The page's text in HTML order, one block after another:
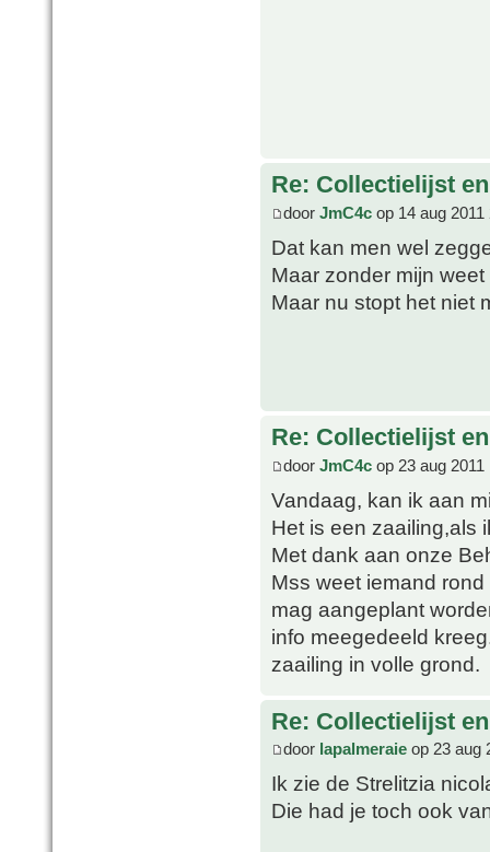
Re: Collectielijst
door JmC4c op 14 aug 2011
Dat kan men wel
Maar zonder mijn
Maar nu stopt het niet
Re: Collectielijst
door JmC4c op 23 aug 2011
Vandaag, kan ik aan
Het is een zaailing,als
Met dank aan onze
Mss weet iemand
mag aangeplant
info meegedeeld
zaailing in volle grond.
Re: Collectielijst
door lapalmeraie op 23 aug
Ik zie de Strelitzia
Die had je toch ook